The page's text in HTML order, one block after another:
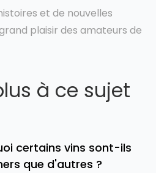
et de nouvelles
plaisir des amateurs de
à ce sujet
certains vins sont-ils
que d'autres ?